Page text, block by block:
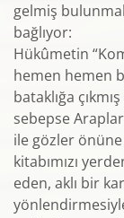
gelmiş
bağlıyor:
Hükûmetin
hemen hemen
bataklığa
sebepse
ile gözler önüne
kitabımızı
eden, aklı bir